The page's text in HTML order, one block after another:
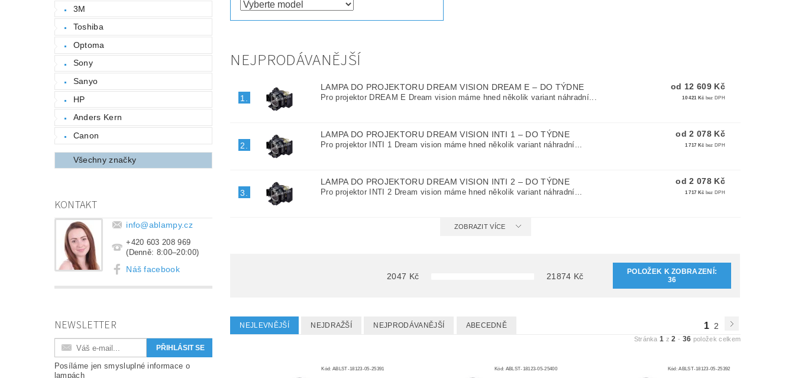
3M
Toshiba
Optoma
Sony
Sanyo
HP
Anders Kern
Canon
Všechny značky
KONTAKT
info@ablampy.cz
+420 603 208 969
(Denně: 8:00–20:00)
Náš facebook
NEWSLETTER
Posíláme jen smysluplné informace o
lampách
NEJPRODÁVANĚJŠÍ
1.
LAMPA DO PROJEKTORU DREAM VISION DREAM E– DO TÝDNE
Pro projektor DREAM E Dream vision máme hned několik variant náhradní...
od 12 609 Kč
10 421 Kč bez DPH
2.
LAMPA DO PROJEKTORU DREAM VISION INTI 1 – DO TÝDNE
Pro projektor INTI 1 Dream vision máme hned několik variant náhradní...
od 2 078 Kč
1 717 Kč bez DPH
3.
LAMPA DO PROJEKTORU DREAM VISION INTI 2 – DO TÝDNE
Pro projektor INTI 2 Dream vision máme hned několik variant náhradní...
od 2 078 Kč
1 717 Kč bez DPH
ZOBRAZIT VÍCE
2047 Kč 21874 Kč
POLOŽEK K ZOBRAZENÍ:
36
NEJLEVNĚJŠÍ NEJDRAŽŠÍ NEJPRODÁVANĚJŠÍ ABECEDNĚ 1 2
Stránka1 z2 - 36 položek celkem
Kód:ABLST-18123-05-25391 Kód: ABLST-18123-05-25400 Kód:ABLST-18123-05-25392